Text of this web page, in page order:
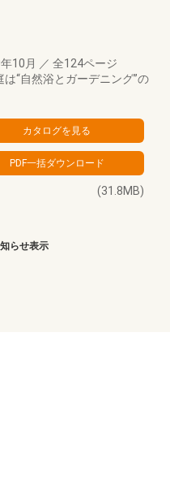
10月 ／ 全124ページ
“自然浴とガーデニング”の
(31.8MB)
らせ表示